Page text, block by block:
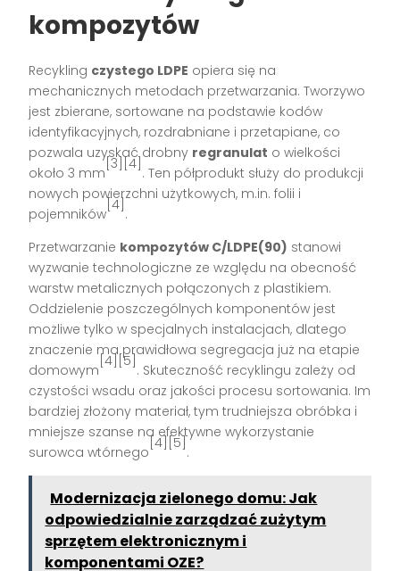
kompozytów
Recykling czystego LDPE opiera się na
mechanicznych metodach przetwarzania. Tworzywo
jest zbierane, sortowane na podstawie kodów
identyfikacyjnych, rozdrabniane i przetapiane, co
pozwala uzyskać drobny regranulat o wielkości
około 3 mm
[3][4]
. Ten półprodukt służy do produkcji
nowych powierzchni użytkowych, m.in. folii i
pojemników
[4]
.
Przetwarzanie kompozytów C/LDPE(90) stanowi
wyzwanie technologiczne ze względu na obecność
warstw metalicznych połączonych z plastikiem.
Oddzielenie poszczególnych komponentów jest
możliwe tylko w specjalnych instalacjach, dlatego
znaczenie ma prawidłowa segregacja już na etapie
domowym
[4][5]
. Skuteczność recyklingu zależy od
czystości wsadu oraz jakości procesu sortowania. Im
bardziej złożony materiał, tym trudniejsza obróbka i
mniejsze szanse na efektywne wykorzystanie
surowca wtórnego
[4][5]
.
Modernizacja zielonego domu: Jak
odpowiedzialnie zarządzać zużytym
sprzętem elektronicznym i
komponentami OZE?